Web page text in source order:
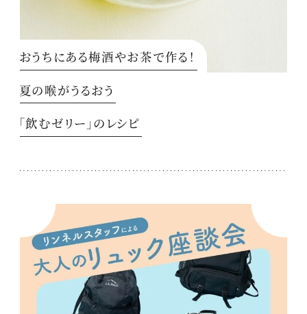
おうちにある梅酒やお茶で作る！
夏の喉がうるおう
「飲むゼリー」のレシピ